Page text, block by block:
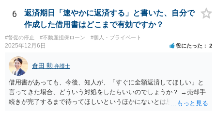
来の時期になると思われますので、解除による出資金返還請求をしな
がら、期間満了による償還請求訴訟もにらんだ形で訴訟提起をするこ
とが考えられます。もっとも、現在は都市綜研インベストファンドと
の間で裁判上の和解が成立した案件についても、和解で約束された分
割金の支払いが遅延しているとの報告が複数寄せられています。した
がって、訴訟を提起したとしても必ず回収できるとは申し上げられま
せん。 しかしながら、 ①会社から返答がない ②任意交渉が機能して
いない ③資金繰り上のご事情がある ④償還期限が到来する という現
状を踏まえますと、何もせずに待ち続けるよりは、リスクを承知の上
でも訴訟提起を検討する方がよいケースではないかと考えておりま
す。何もしなければ回収をすることはできません。みんなで大家さん4
ています。 【質問2】 仮に母が代わりに返済する場合、母名義の口座
から不動産担保ローン会社に対して 2か月分を直接支払うことに問題
はありますか？ 【質問3】 質問2のように、債務者以外の第三者（親
族）が代位弁済を行うことは、 不動産担保ローン会社として一般的に
認められるものでしょうか？ ・・・各質問に対しては いずれも法的
に問題ないと思いますが 兄弟などが債権者に、弁済するなどして共
有持分を取り戻す予定があるとの前提に立ったとしても 現時点で
お母さまの負担で ２か月分を支払う必要があるのか そのメリット
がどれだけあるか 破産申立てに必要な費用の準備に支障をきたさな
いか という点を含めて 再検討すべきでしょう。 一刻も早く 倒
産処理に精通した弁護士に相談して 方針を決定するのが一番でしょ
6
返済期日「速やかに返済する」と書いた、自分で
作成した借用書はどこまで有効ですか？
#督促の停止 #不動産担保ローン #個人・プライベート
2025年12月6日 役にたった 2
倉田 勲 弁護士
借用書があっても、今後、知人が、「すぐに全額返済してほしい」と
言ってきた場合、どういう対処をしたらいいのでしょうか？ →売却手
続きが完了するまで待ってほしいというほかにないとは思います。 仮